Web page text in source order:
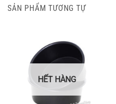
SẢN PHẨM TƯƠNG TỰ
HẾT HÀNG